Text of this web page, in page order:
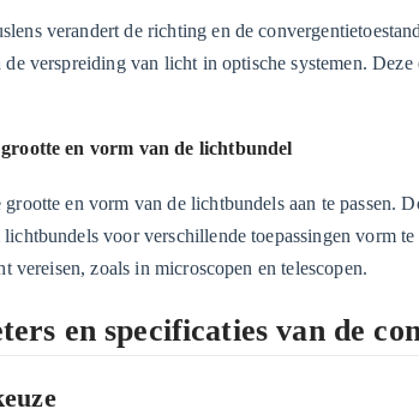
verandert de richting en de
verspreiding van licht in optische systemen.
en vorm van de lichtbundel
en vorm van de lichtbundels aan te passen.
voor verschillende toepassingen vorm
vereisen, zoals in microscopen en telescopen.
en specificaties van de